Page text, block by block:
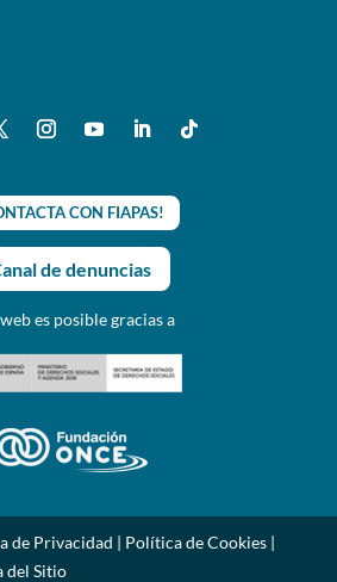
CON FIAPAS!
de denuncias
es posible gracias a
de Privacidad | Política de Cookies|
del Sitio